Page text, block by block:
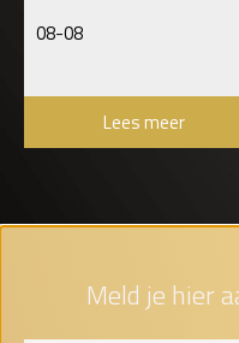
08-08
Lees meer
Meld je hier